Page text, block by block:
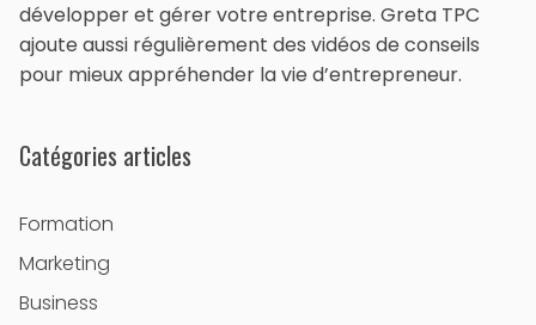
développer et gérer votre entreprise. Greta TPC
ajoute aussi régulièrement des vidéos de conseils
pour mieux appréhender la vie d’entrepreneur.
Catégories articles
Formation
Marketing
Business